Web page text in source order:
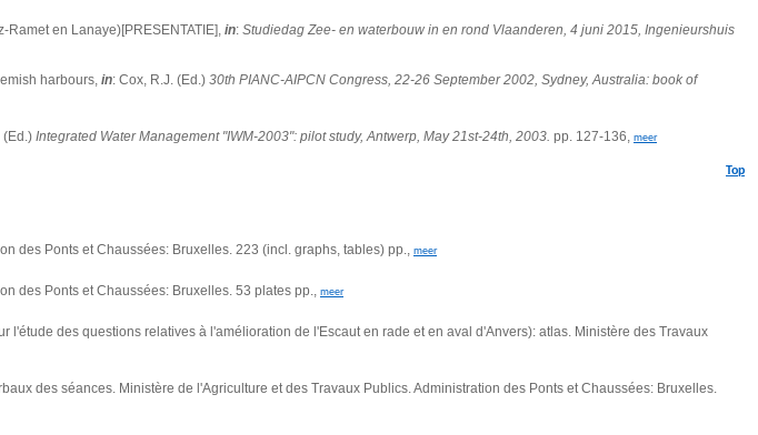
en Lanaye)[PRESENTATIE], in: Studiedag Zee- en waterbouw in en rond Vlaanderen, 4 juni 2015, Ingenieurshuis
harbours, in: Cox, R.J. (Ed.) 30th PIANC-AIPCN Congress, 22-26 September 2002, Sydney, Australia: book of
(Ed.) Integrated Water Management "IWM-2003": pilot study, Antwerp, May 21st-24th, 2003. pp. 127-136, meer
Top
des Ponts et Chaussées: Bruxelles. 223 (incl. graphs, tables) pp., meer
des Ponts et Chaussées: Bruxelles. 53 plates pp., meer
des questions relatives à l'amélioration de l'Escaut en rade et en aval d'Anvers): atlas. Ministère des Travaux
des séances. Ministère de l'Agriculture et des Travaux Publics. Administration des Ponts et Chaussées: Bruxelles.